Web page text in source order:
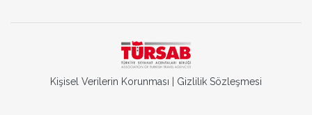
Kişisel Verilerin Korunması Gizlilik Sözleşmesi